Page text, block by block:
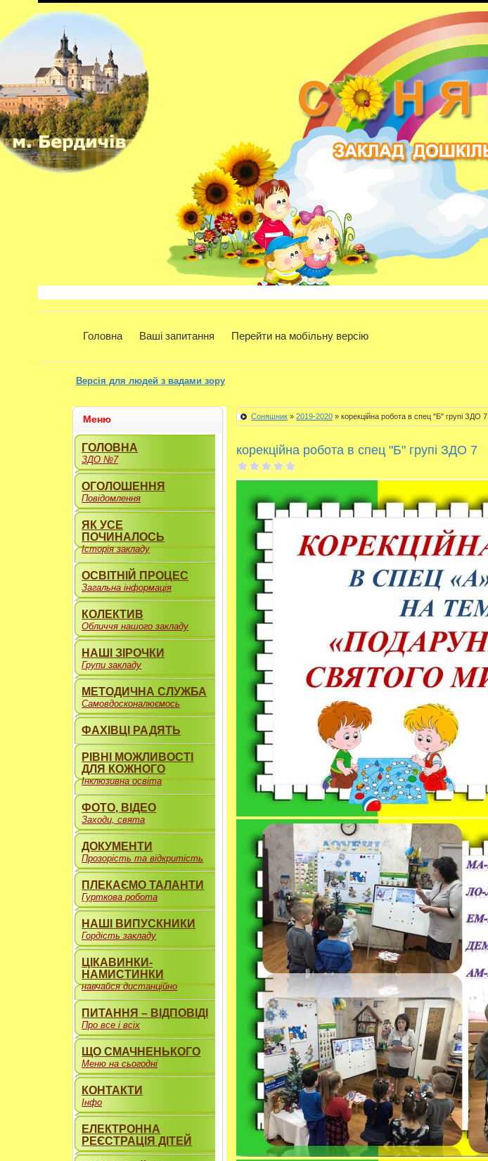
Головна Ваші запитання Перейти на мобільну версію
Версія для людей з вадами зору
Соняшник »2019-2020 » корекційна робота в спец "Б" групі ЗДО 7
корекційна робота в спец "Б" групі ЗДО 7
Меню
ГОЛОВНА
ЗДО №7
ОГОЛОШЕННЯ
Повідомлення
ЯК УСЕ
ПОЧИНАЛОСЬ
Історія закладу
ОСВІТНІЙ ПРОЦЕС
Загальна інформація
КОЛЕКТИВ
Обличчя нашого закладу
НАШІ ЗІРОЧКИ
Групи закладу
МЕТОДИЧНА СЛУЖБА
Самовдосконалюємось
ФАХІВЦІ РАДЯТЬ
РІВНІ МОЖЛИВОСТІ
ДЛЯ КОЖНОГО
Інклюзивна освіта
ФОТО, ВІДЕО
Заходи, свята
ДОКУМЕНТИ
Прозорість та відкритість
ПЛЕКАЄМО ТАЛАНТИ
Гурткова робота
НАШІ ВИПУСКНИКИ
Гордість закладу
ЦІКАВИНКИ-
НАМИСТИНКИ
навчайся дистанційно
ПИТАННЯ – ВІДПОВІДІ
Про все і всіх
ЩО СМАЧНЕНЬКОГО
Меню на сьогодні
КОНТАКТИ
Інфо
ЕЛЕКТРОННА
РЕЄСТРАЦІЯ ДІТЕЙ